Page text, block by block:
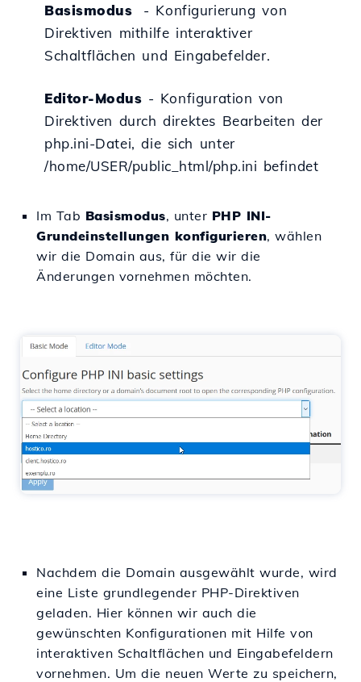
Basismodus
- Konfigurierung von
Direktiven mithilfe interaktiver
Schaltflächen und Eingabefelder.
Editor-Modus - Konfiguration von
Direktiven durch direktes Bearbeiten der
php.ini-Datei, die sich unter
/home/USER/public_html/php.ini befindet
Im Tab Basismodus, unter PHP INI-
Grundeinstellungen konfigurieren, wählen
wir die Domain aus, für die wir die
Änderungen vornehmen möchten.
Nachdem die Domain ausgewählt wurde, wird
eine Liste grundlegender PHP-Direktiven
geladen. Hier können wir auch die
gewünschten Konfigurationen mit Hilfe von
interaktiven Schaltflächen und Eingabefeldern
vornehmen. Um die neuen Werte zu speichern,